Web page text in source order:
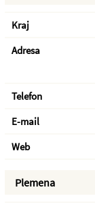
Kraj
Adresa
Telefon
E-mail
Web
Plemena